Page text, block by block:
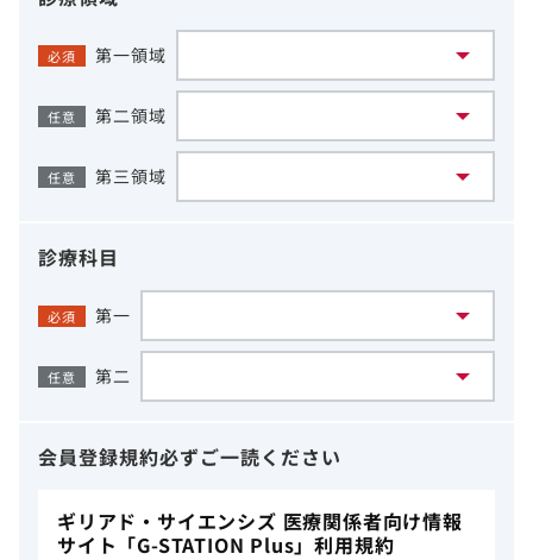
必須 第一領域
任意 第二領域
任意 第三領域
診療科目
必須 第一
任意 第二
会員登録規約必ずご一読ください
ギリアド・サイエンシズ 医療関係者向け情報
サイト「G-STATION Plus」利用規約